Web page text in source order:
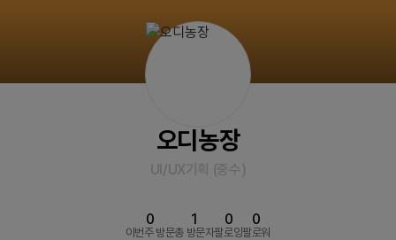
오디농장
UI/UX기획 (중수)
이번주 방문
0
총 방문자
1
팔로잉
0
팔로워
0